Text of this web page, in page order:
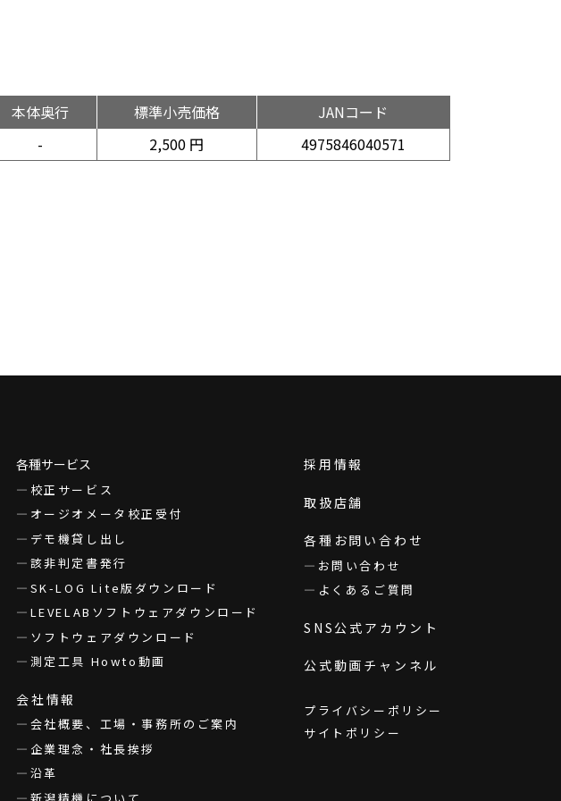
本体奥行 標準小売価格
JANコード
- 2,500 円 4975846040571
各種サービス
校正サービス
オージオメータ校正受付
デモ機貸し出し
該非判定書発行
SK-LOG Lite版ダウンロード
LEVELABソフトウェアダウンロード
ソフトウェアダウンロード
測定工具 Howto動画
会社情報
会社概要、工場・事務所のご案内
企業理念・社長挨拶
沿革
採用情報
取扱店舗
各種お問い合わせ
お問い合わせ
よくあるご質問
SNS公式アカウント
公式動画チャンネル
プライバシーポリシー
サイトポリシー